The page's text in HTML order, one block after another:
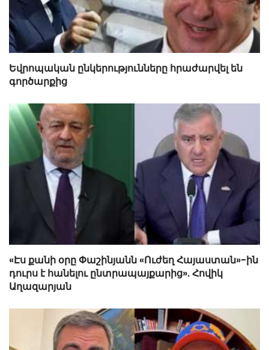
Եվրոպական ընկերությունները հրաժարվել են
գործարքից
«Էս քանի օրը Փաշինյանն «Ուժեղ Հայաստան»-ին
դուրս է հանելու ընտրապայքարից». Հովիկ
Աղազարյան